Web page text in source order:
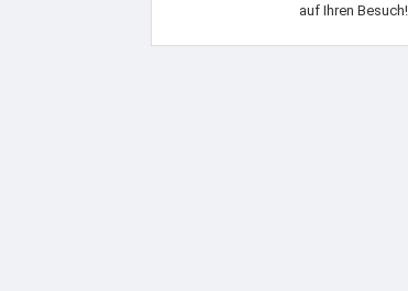
auf Ihren Besuch!